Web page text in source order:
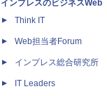
インプレスのビジネスWeb
Think IT
Web担当者Forum
インプレス総合研究所
IT Leaders